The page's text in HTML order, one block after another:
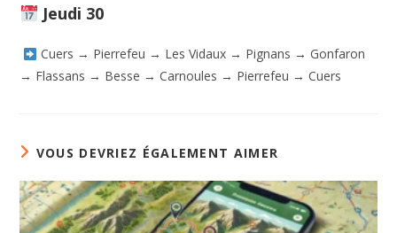
Jeudi 30
Cuers → Pierrefeu → Les Vidaux → Pignans → Gonfaron
→ Flassans → Besse → Carnoules → Pierrefeu → Cuers
VOUS DEVRIEZ ÉGALEMENT AIMER